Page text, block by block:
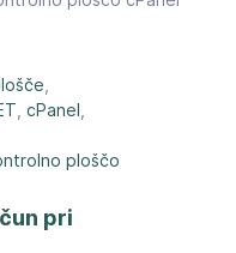
cPanel
ploščo
pri